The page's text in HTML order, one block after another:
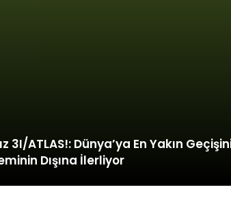
3I/ATLAS!: Dünya’ya En Yakın
Dışına İlerliyor